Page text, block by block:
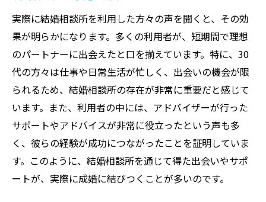
実際に結婚相談所を利用した方々の声を聞くと、その効
果が明らかになります。多くの利用者が、短期間で理想
のパートナーに出会えたと口を揃えています。特に、30
代の方々は仕事や日常生活が忙しく、出会いの機会が限
られるため、結婚相談所の存在が非常に重要だと感じて
います。また、利用者の中には、アドバイザーが行った
サポートやアドバイスが非常に役立ったという声も多
く、彼らの経験が成功につながったことを証明していま
す。このように、結婚相談所を通じて得た出会いやサポ
ートが、実際に成婚に結びつくことが多いのです。